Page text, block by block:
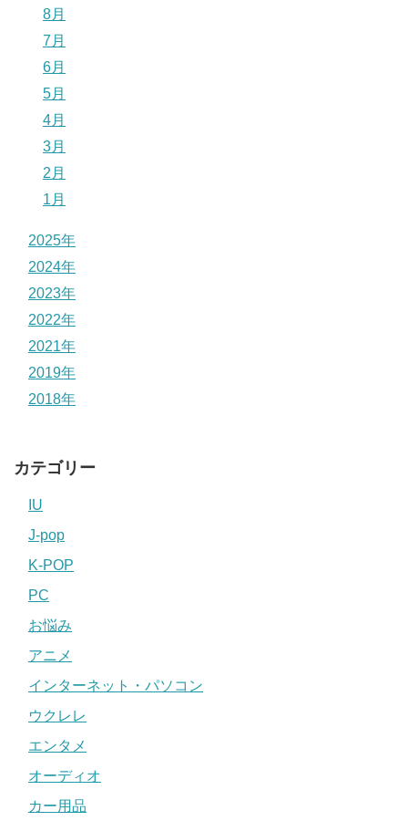
8月
7月
6月
5月
4月
3月
2月
1月
2025年
2024年
2023年
2022年
2021年
2019年
2018年
カテゴリー
IU
J-pop
K-POP
PC
お悩み
アニメ
インターネット・パソコン
ウクレレ
エンタメ
オーディオ
カー用品